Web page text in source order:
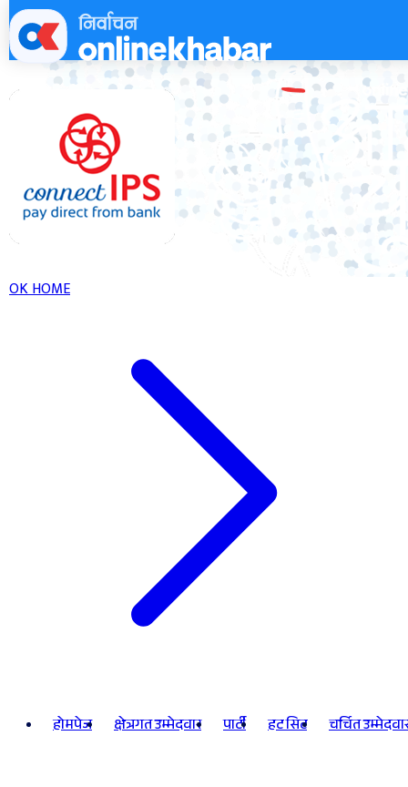
Skip
to
content
OK HOME
होमपेज क्षेत्रगत उम्मेदवार पार्टी हट सिट चर्चित